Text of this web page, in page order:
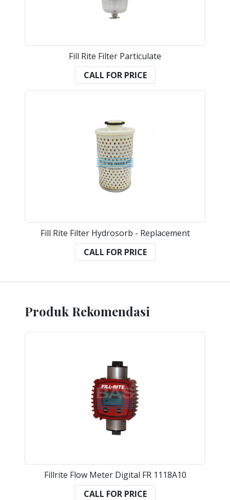
Fill Rite Filter Particulate
CALL FOR PRICE
Fill Rite Filter Hydrosorb - Replacement
CALL FOR PRICE
Produk Rekomendasi
Fillrite Flow Meter Digital FR 1118A10
CALL FOR PRICE